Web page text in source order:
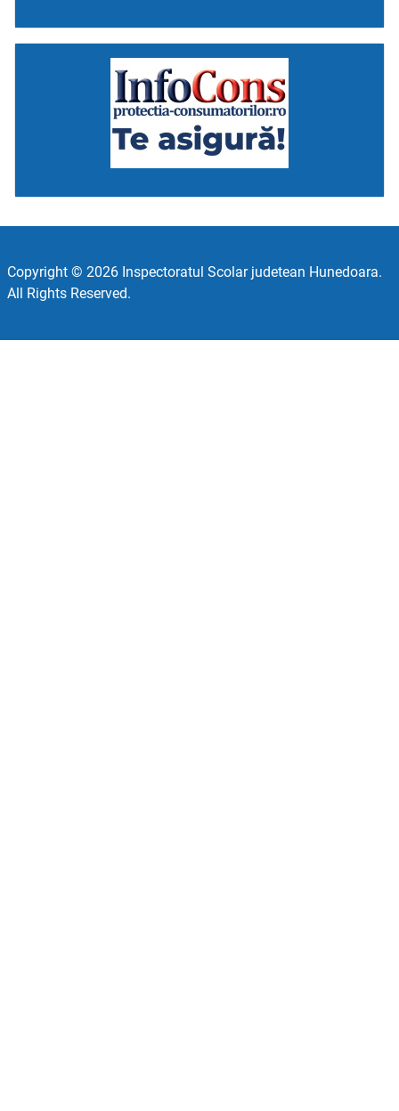
Copyright © 2026 Inspectoratul Scolar judetean Hunedoara.
All Rights Reserved.